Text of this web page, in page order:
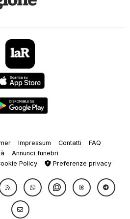
Impressum Contatti
FAQ
Annunci funebri
Policy Preferenze privacy